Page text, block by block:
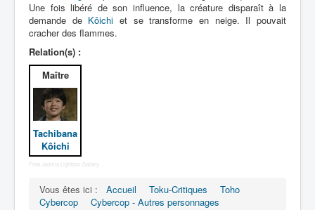
Lexique
Dennô keisatsu Cybercop (電脳 警
察 サイバーコップ) = Police
cerveau électronique Cybercop
Série
Personnages
Mechas
Objets
Une fois libéré de son influence, la créature disparaît à la
demande de Kôichi et se transforme en neige. Il pouvait
cracher des flammes.
Relation(s) :
Maître
Tachibana
Kôichi
Free Joomla Lightbox Gallery
Vous êtes ici : Accueil Toku-Critiques
Toho
Cybercop
Cybercop - Autres personnages